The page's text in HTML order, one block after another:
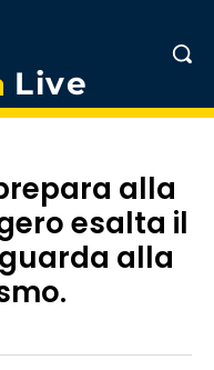
Live
alla
esalta il
alla